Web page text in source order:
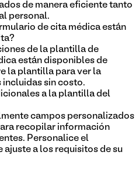
de manera eficiente tanto
personal.
de cita médica están
de la plantilla de
están disponibles de
la plantilla para ver la
incluidas sin costo.
a la plantilla del
campos personalizados
recopilar información
Personalice el
ajuste a los requisitos de su